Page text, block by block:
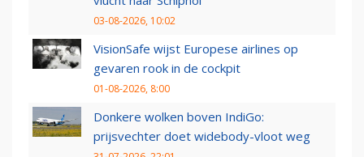
03-08-2026, 10:02
VisionSafe wijst Europese airlines op
gevaren rook in de cockpit
01-08-2026, 8:00
Donkere wolken boven IndiGo:
prijsvechter doet widebody-vloot weg